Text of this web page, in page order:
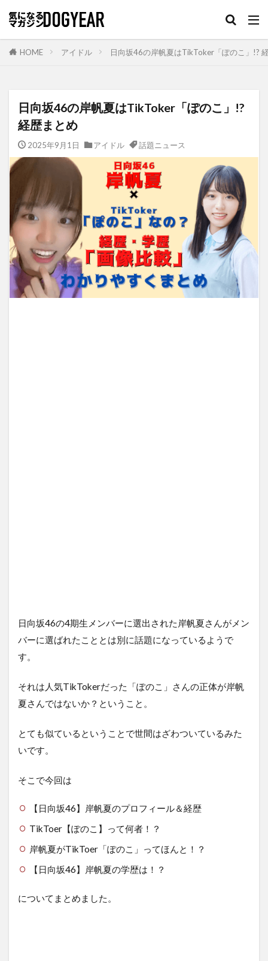
HOME アイドル 日向坂46の岸帆夏はTikToker「ぽのこ」!?
日向坂46の岸帆夏はTikToker「ぽのこ」!?
経歴まとめ
2025年9月1日 アイドル 話題ニュース
日向坂46の4期生メンバーに選出された岸帆夏さんがメン
バーに選ばれたこととは別に話題になっているようで
す。
それは人気TikTokerだった「ぽのこ」さんの正体が岸帆
夏さんではないか？ということ。
とても似ているということで世間はざわついているみた
いです。
そこで今回は
【日向坂46】岸帆夏のプロフィール＆経歴
TikToer【ぽのこ】って何者！？
岸帆夏がTikToer「ぽのこ」ってほんと！？
【日向坂46】岸帆夏の学歴は！？
についてまとめました。